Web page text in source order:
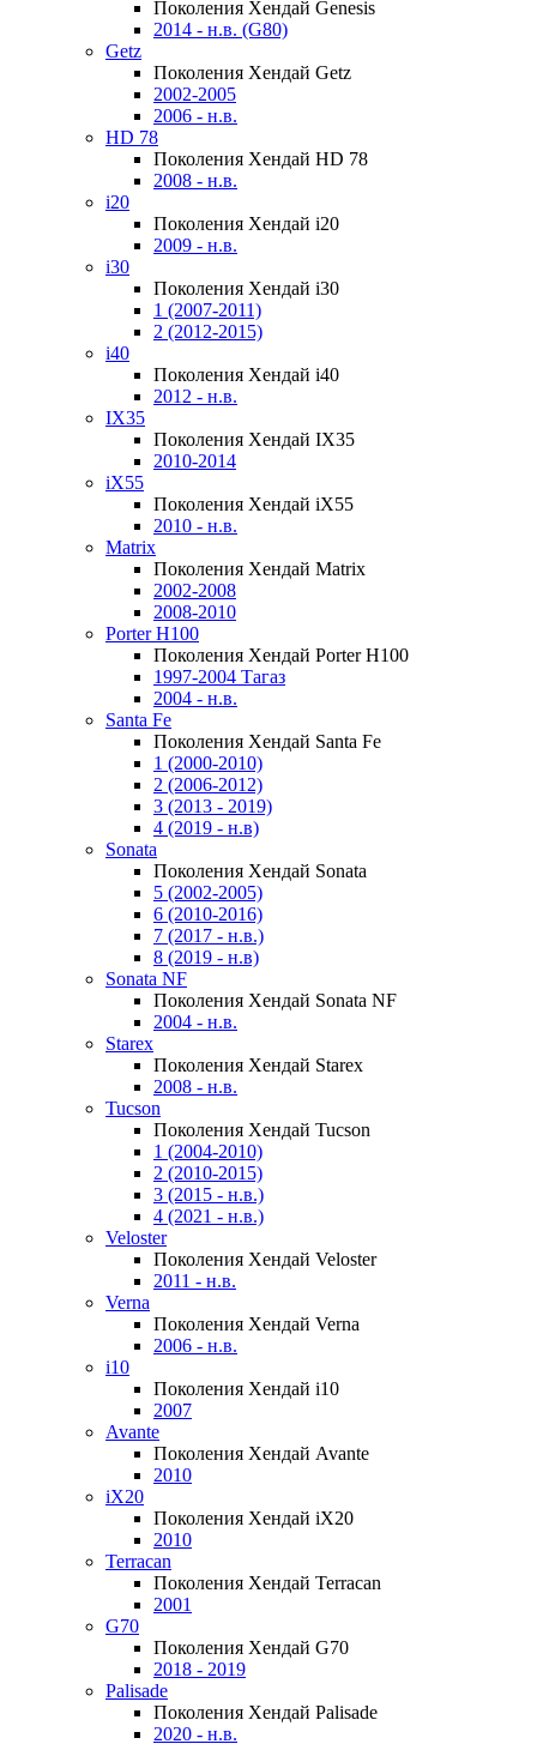
Поколения Хендай Genesis
2014 - н.в. (G80)
Getz
Поколения Хендай Getz
2002-2005
2006 - н.в.
HD 78
Поколения Хендай HD 78
2008 - н.в.
i20
Поколения Хендай i20
2009 - н.в.
i30
Поколения Хендай i30
1 (2007-2011)
2 (2012-2015)
i40
Поколения Хендай i40
2012 - н.в.
IX35
Поколения Хендай IX35
2010-2014
iX55
Поколения Хендай iX55
2010 - н.в.
Matrix
Поколения Хендай Matrix
2002-2008
2008-2010
Porter H100
Поколения Хендай Porter H100
1997-2004 Тагаз
2004 - н.в.
Santa Fe
Поколения Хендай Santa Fe
1 (2000-2010)
2 (2006-2012)
3 (2013 - 2019)
4 (2019 - н.в)
Sonata
Поколения Хендай Sonata
5 (2002-2005)
6 (2010-2016)
7 (2017 - н.в.)
8 (2019 - н.в)
Sonata NF
Поколения Хендай Sonata NF
2004 - н.в.
Starex
Поколения Хендай Starex
2008 - н.в.
Tucson
Поколения Хендай Tucson
1 (2004-2010)
2 (2010-2015)
3 (2015 - н.в.)
4 (2021 - н.в.)
Veloster
Поколения Хендай Veloster
2011 - н.в.
Verna
Поколения Хендай Verna
2006 - н.в.
i10
Поколения Хендай i10
2007
Avante
Поколения Хендай Avante
2010
iX20
Поколения Хендай iX20
2010
Terracan
Поколения Хендай Terracan
2001
G70
Поколения Хендай G70
2018 - 2019
Palisade
Поколения Хендай Palisade
2020 - н.в.